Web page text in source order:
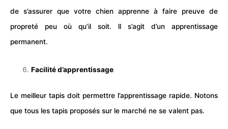
de s’assurer que votre chien apprenne à faire preuve de
propreté peu où qu’il soit. ll s’agit d’un apprentissage
permanent.
Facilité d’apprentissage
Le meilleur tapis doit permettre l’apprentissage rapide. Notons
que tous les tapis proposés sur le marché ne se valent pas.